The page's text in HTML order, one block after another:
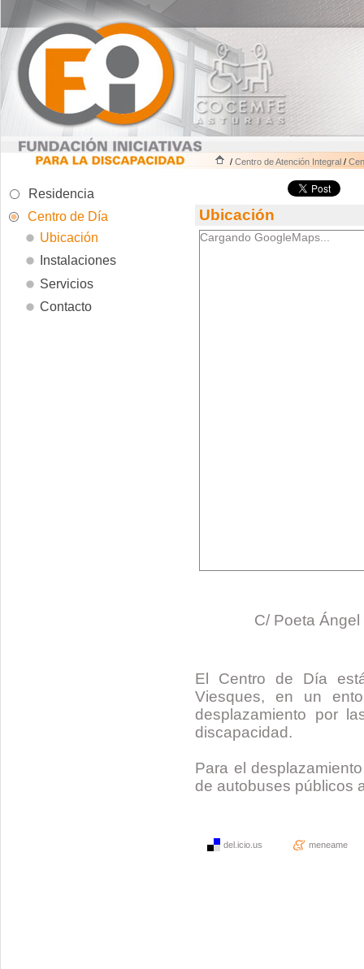
/ Centro de Atención Integral/
Residencia
Centro de Día
Ubicación
Instalaciones
Servicios
Contacto
Ubicación
Cargando GoogleMaps...
C/ Poeta
El Centro de Día
Viesques, en un
desplazamiento por
discapacidad.
Para el
de autobuses públicos
del.icio.us meneame